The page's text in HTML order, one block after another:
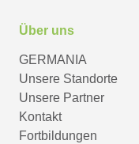
Über uns
GERMANIA
Unsere Standorte
Unsere Partner
Kontakt
Fortbildungen